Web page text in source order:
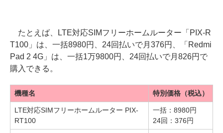
たとえば、LTE対応SIMフリーホームルーター「PIX-R
T100」は、一括8980円、24回払いで月376円、「Redmi
Pad 2 4G」は、一括1万9800円、24回払いで月826円で
購入できる。
機種名 特別価格（税込）
LTE対応SIMフリーホームルーター PIX-
RT100
一括：8980円
24回：376円